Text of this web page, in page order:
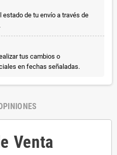
de tu envío a través de
tus cambios o
en fechas señaladas.
Venta